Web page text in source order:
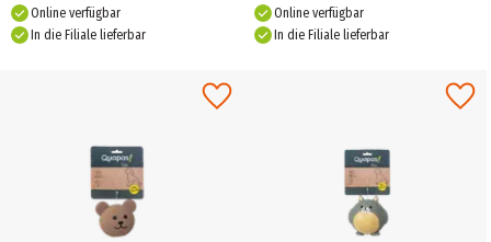
Online verfügbar
In die Filiale lieferbar
Online verfügbar
In die Filiale lieferbar